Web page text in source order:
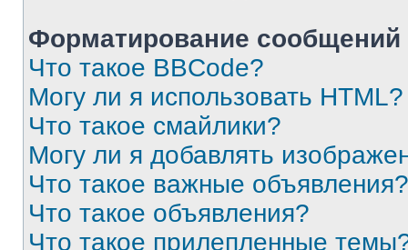
Форматирование
Что такое BBCode?
Могу ли я использовать HTML?
Что такое смайлики?
Могу ли я добавлять
Что такое важные объявления?
Что такое объявления?
Что такое прилепленные